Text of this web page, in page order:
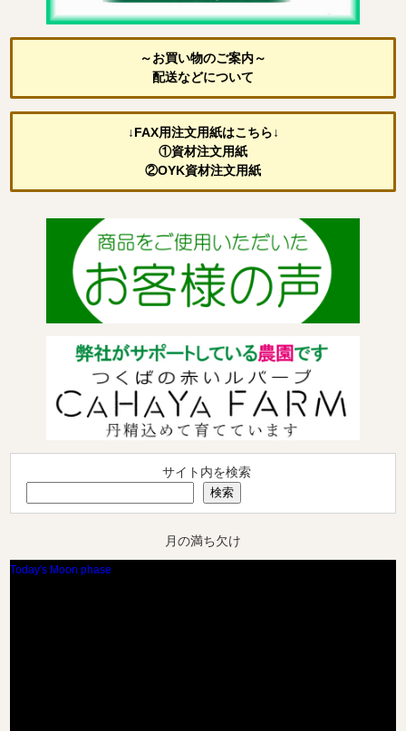
～お買い物のご案内～
配送などについて
↓FAX用注文用紙はこちら↓
①資材注文用紙
②OYK資材注文用紙
サイト内を検索
検索
月の満ち欠け
Today's Moon phase